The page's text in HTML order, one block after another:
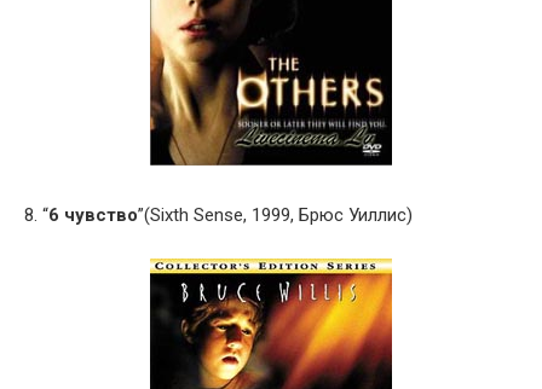
8. “6 чувство”(Sixth Sense, 1999, Брюс Уиллис)